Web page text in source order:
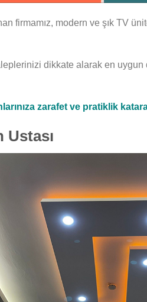
firmamız, modern ve şık TV
dikkate alarak en uygun
zarafet ve pratiklik
Ustası